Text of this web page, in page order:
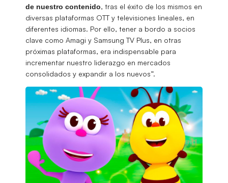
de nuestro contenido, tras el éxito de los mismos en
diversas plataformas OTT y televisiones lineales, en
diferentes idiomas. Por ello, tener a bordo a socios
clave como Amagi y Samsung TV Plus, en otras
próximas plataformas, era indispensable para
incrementar nuestro liderazgo en mercados
consolidados y expandir a los nuevos”.